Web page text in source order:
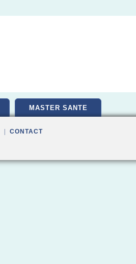
MASTER SANTE
CONTACT